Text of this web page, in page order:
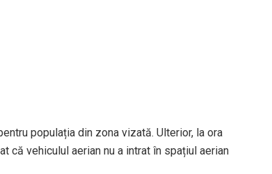
populația din zona vizată. Ulterior, la ora
că vehiculul aerian nu a intrat în spațiul aerian